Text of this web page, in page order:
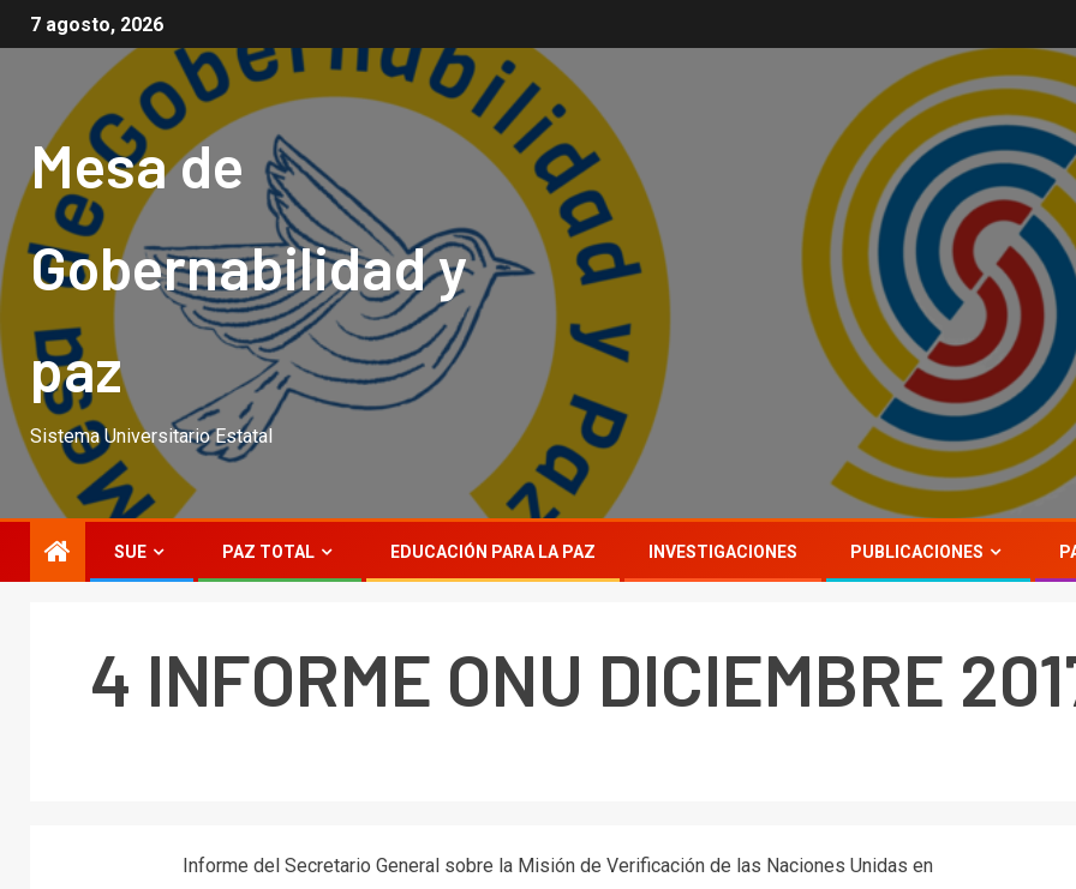
7 agosto, 2026
Mesa de
Gobernabilidad y
paz
Sistema Universitario Estatal
SUE PAZ TOTAL EDUCACIÓN PARA LA PAZ INVESTIGACIONES PUBLICACIONES
4 INFORME ONU DICIEMBRE
Informe del Secretario General sobre la Misión de Verificación de las Naciones Unidas en